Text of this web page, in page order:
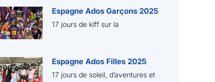
Espagne Ados Garçons 2025
17 jours de kiff sur la
Espagne Ados Filles 2025
17 jours de soleil, d’aventures et